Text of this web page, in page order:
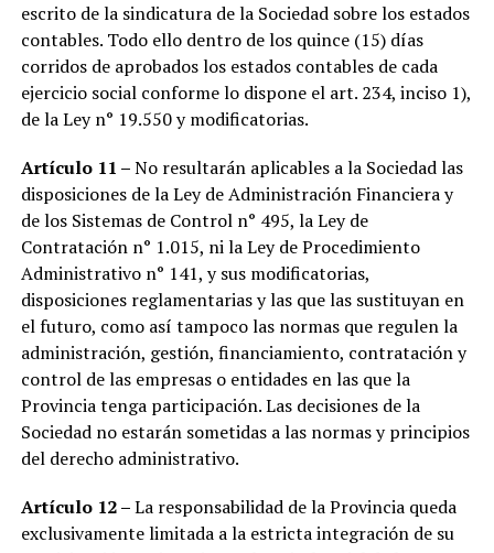
escrito de la sindicatura de la Sociedad sobre los estados
contables. Todo ello dentro de los quince (15) días
corridos de aprobados los estados contables de cada
ejercicio social conforme lo dispone el art. 234, inciso 1),
de la Ley n° 19.550 y modificatorias.
Artículo 11 –No resultarán aplicables a la Sociedad las
disposiciones de la Ley de Administración Financiera y
de los Sistemas de Control n° 495, la Ley de
Contratación n° 1.015, ni la Ley de Procedimiento
Administrativo n° 141, y sus modificatorias,
disposiciones reglamentarias y las que las sustituyan en
el futuro, como así tampoco las normas que regulen la
administración, gestión, financiamiento, contratación y
control de las empresas o entidades en las que la
Provincia tenga participación. Las decisiones de la
Sociedad no estarán sometidas a las normas y principios
del derecho administrativo.
Artículo 12–La responsabilidad de la Provincia queda
exclusivamente limitada a la estricta integración de su